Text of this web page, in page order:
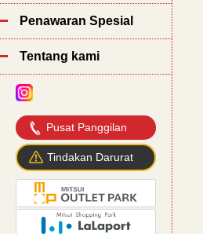
Penawaran Spesial
Tentang kami
Pusat Panggilan
Tindakan Darurat